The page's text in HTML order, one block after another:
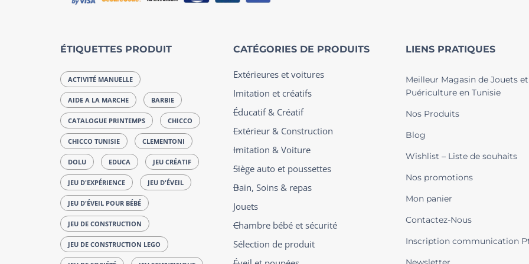
ÉTIQUETTES PRODUIT
ACTIVITÉ MANUELLE
AIDE A LA MARCHE BARBIE
CATALOGUE PRINTEMPS CHICCO
CHICCO TUNISIE CLEMENTONI
DOLU EDUCA JEU CRÉATIF
JEU D'EXPÉRIENCE JEU D'ÉVEIL
JEU D'ÉVEIL POUR BÉBÉ
JEU DE CONSTRUCTION
JEU DE CONSTRUCTION LEGO
CATÉGORIES DE PRODUITS
Extérieures et voitures
Imitation et créatifs
Éducatif & Créatif
Extérieur & Construction
Imitation & Voiture
Siège auto et poussettes
Bain, Soins & repas
Jouets
Chambre bébé et sécurité
Sélection de produit
LIENS PRATIQUES
Meilleur Magasin de Jouets et
Puériculture en Tunisie
Nos Produits
Blog
Wishlist – Liste de souhaits
Nos promotions
Mon panier
Contactez-Nous
Inscription communication